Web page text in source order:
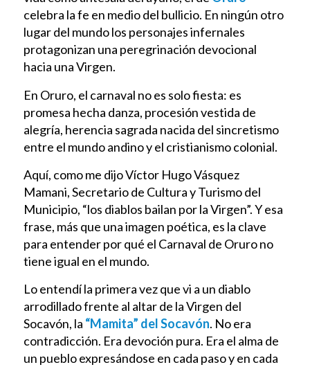
celebra la fe en medio del bullicio. En ningún otro
lugar del mundo los personajes infernales
protagonizan una peregrinación devocional
hacia una Virgen.
En Oruro, el carnaval no es solo fiesta: es
promesa hecha danza, procesión vestida de
alegría, herencia sagrada nacida del sincretismo
entre el mundo andino y el cristianismo colonial.
Aquí, como me dijo Víctor Hugo Vásquez
Mamani, Secretario de Cultura y Turismo del
Municipio, “los diablos bailan por la Virgen”. Y esa
frase, más que una imagen poética, es la clave
para entender por qué el Carnaval de Oruro no
tiene igual en el mundo.
Lo entendí la primera vez que vi a un diablo
arrodillado frente al altar de la Virgen del
Socavón, la “Mamita” del Socavón. No era
contradicción. Era devoción pura. Era el alma de
un pueblo expresándose en cada paso y en cada